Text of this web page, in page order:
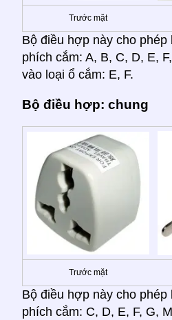
Trước mặt
Bộ điều hợp này cho phép
phích cắm: A, B, C, D, E,
vào loại ổ cắm: E, F.
Bộ điều hợp: chung
Trước mặt
Bộ điều hợp này cho phép
phích cắm: C, D, E, F, G,